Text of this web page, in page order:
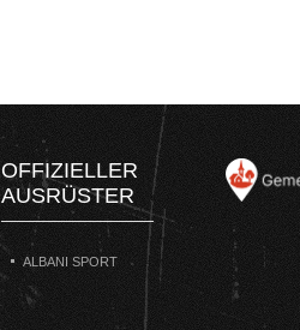
OFFIZIELLER
AUSRÜSTER
ALBANI SPORT